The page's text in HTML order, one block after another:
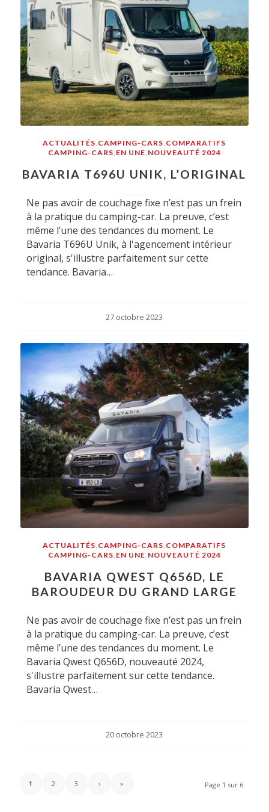
ACTUALITÉS CAMPING-CARS COMPARATIFS
CAMPING-CARS EN UNE NOUVEAUTÉ 2024
BAVARIA T696U UNIK, L’ORIGINAL
Ne pas avoir de couchage fixe n’est pas un frein
à la pratique du camping-car. La preuve, c’est
même l’une des tendances du moment. Le
Bavaria T696U Unik, à l'agencement intérieur
original, s'illustre parfaitement sur cette
tendance. Bavaria…
27 octobre 2023
ACTUALITÉS CAMPING-CARS COMPARATIFS
CAMPING-CARS EN UNE NOUVEAUTÉ 2024
BAVARIA QWEST Q656D, LE
BAROUDEUR DU GRAND LARGE
Ne pas avoir de couchage fixe n’est pas un frein
à la pratique du camping-car. La preuve, c’est
même l’une des tendances du moment. Le
Bavaria Qwest Q656D, nouveauté 2024,
s'illustre parfaitement sur cette tendance.
Bavaria Qwest…
20 octobre 2023
Page 1 sur 6
1 2 3 › »